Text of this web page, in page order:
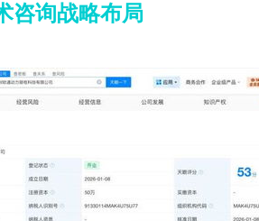
咨询战略布局